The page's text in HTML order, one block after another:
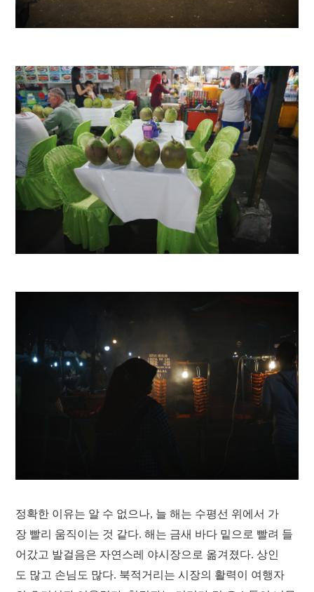
정확한 이유는 알 수 없으나, 늘 해는 수평선 위에서 가
장 빨리 움직이는 것 같다. 해는 금새 바다 밑으로 빨려 들
어갔고 발걸음은 자연스레 야시장으로 옮겨졌다. 상인
도 많고 손님도 많다. 북적거리는 시장의 활력이 여행자